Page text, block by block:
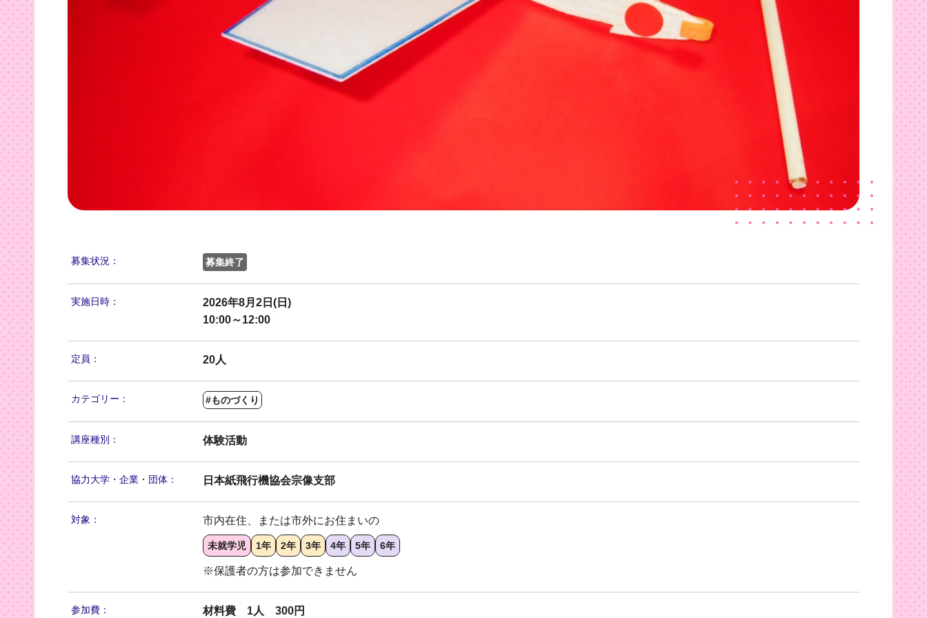
募集状況： 募集終了
実施日時：
2026年8月2日(日)
10:00～12:00
定員： 20人
カテゴリー： #ものづくり
講座種別： 体験活動
協力大学・ 企業・団体： 日本紙飛行機協会宗像支部
対象： 市内在住、または市外にお住まいの
未就学児 1年 2年 3年 4年 5年 6年
※保護者の方は参加できません
参加費： 材料費 1人 300円